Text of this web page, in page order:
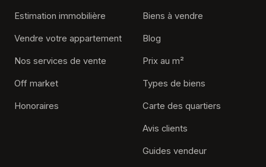
Estimation immobilière
Vendre votre appartement
Nos services de vente
Off market
Honoraires
Biens à vendre
Blog
Prix au m²
Types de biens
Carte des quartiers
Avis clients
Guides vendeur